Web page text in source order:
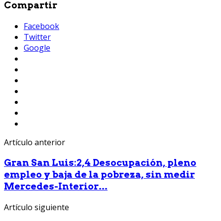
Compartir
Facebook
Twitter
Google
Artículo anterior
Gran San Luis:2,4 Desocupación, pleno
empleo y baja de la pobreza, sin medir
Mercedes-Interior...
Artículo siguiente